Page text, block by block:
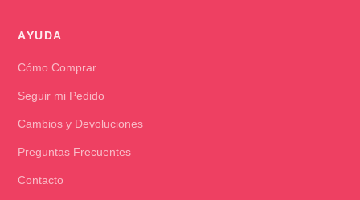
AYUDA
Cómo Comprar
Seguir mi Pedido
Cambios y Devoluciones
Preguntas Frecuentes
Contacto